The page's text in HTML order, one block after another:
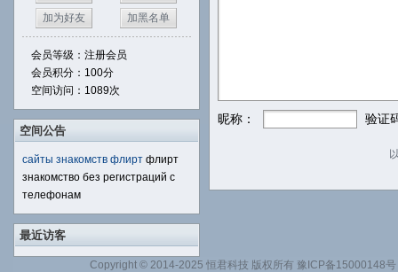
加为好友
加黑名单
会员等级：注册会员
会员积分：100分
空间访问：1089次
空间公告
сайты знакомств флирт флирт
знакомство без регистраций с
телефонам
最近访客
昵称： 验证
Copyright © 2014-2025 恒君科技 版权所有 豫ICP备15000148